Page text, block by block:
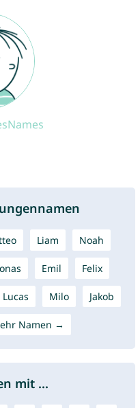
Liam Noah
Emil Felix
Lucas Milo Jakob
Namen →
mit ...